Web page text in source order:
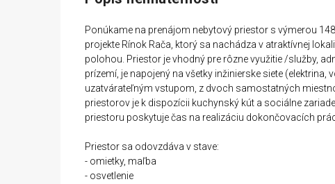
Ponúkame na prenájom nebytový priestor s výmerou
projekte Rínok Rača, ktorý sa nachádza v atraktívnej
polohou. Priestor je vhodný pre rôzne využitie /služby,
prízemí, je napojený na všetky inžinierske siete
uzatvárateľným vstupom, z dvoch samostatných
priestorov je k dispozícii kuchynský kút a sociálne
priestoru poskytuje čas na realizáciu dokončovacích
Priestor sa odovzdáva v stave:
- omietky, maľba
- osvetlenie